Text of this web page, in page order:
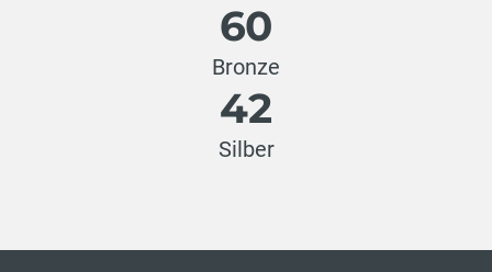
60
Bronze
42
Silber